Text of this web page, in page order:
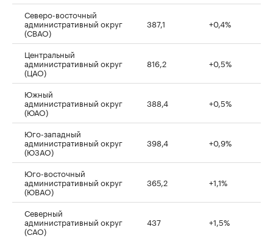
Северо-восточный
административный округ
(СВАО)
387,1 +0,4%
Центральный
административный округ
(ЦАО)
816,2 +0,5%
Южный
административный округ
(ЮАО)
388,4 +0,5%
Юго-западный
административный округ
(ЮЗАО)
398,4 +0,9%
Юго-восточный
административный округ
(ЮВАО)
365,2 +1,1%
Северный
административный округ
(САО)
437 +1,5%